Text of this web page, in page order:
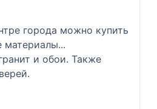
города можно купить
материалы...
и обои. Также